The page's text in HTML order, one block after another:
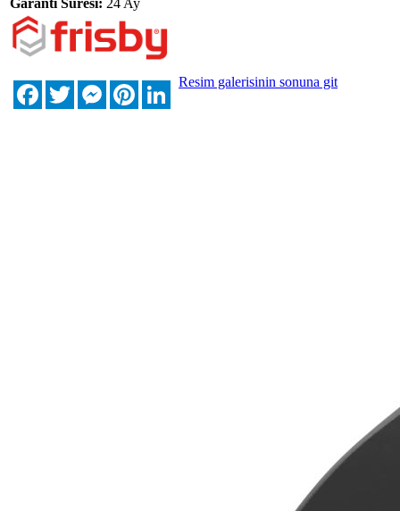
FacebookTwitterMessengerPinterestLinkedIn
Resim galerisinin sonuna git